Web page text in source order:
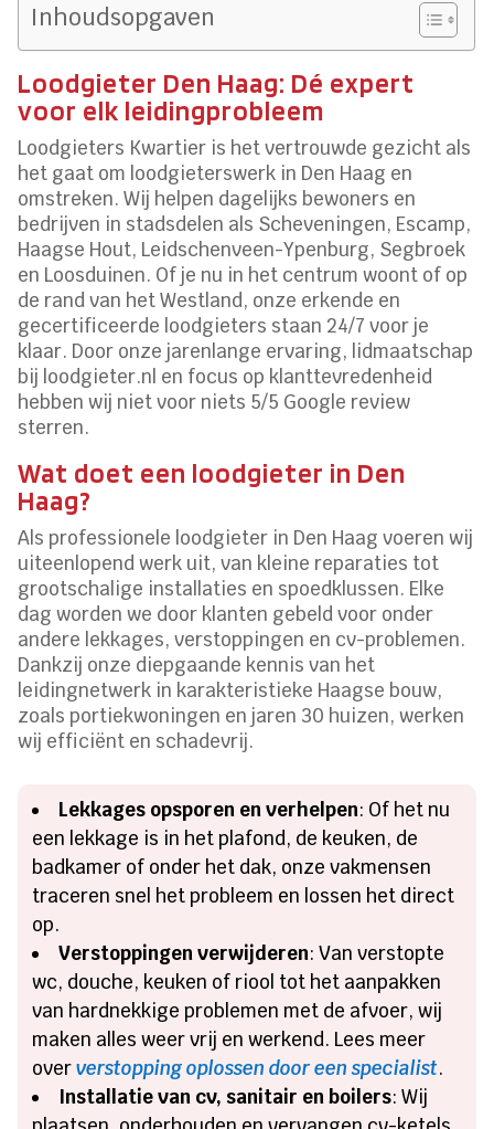
Inhoudsopgaven
Loodgieter Den Haag: Dé expert
voor elk leidingprobleem
Loodgieters Kwartier is het vertrouwde gezicht als
het gaat om loodgieterswerk in Den Haag en
omstreken. Wij helpen dagelijks bewoners en
bedrijven in stadsdelen als Scheveningen, Escamp,
Haagse Hout, Leidschenveen-Ypenburg, Segbroek
en Loosduinen. Of je nu in het centrum woont of op
de rand van het Westland, onze erkende en
gecertificeerde loodgieters staan 24/7 voor je
klaar. Door onze jarenlange ervaring, lidmaatschap
bij loodgieter.nl en focus op klanttevredenheid
hebben wij niet voor niets 5/5 Google review
sterren.
Wat doet een loodgieter in Den
Haag?
Als professionele loodgieter in Den Haag voeren wij
uiteenlopend werk uit, van kleine reparaties tot
grootschalige installaties en spoedklussen. Elke
dag worden we door klanten gebeld voor onder
andere lekkages, verstoppingen en cv-problemen.
Dankzij onze diepgaande kennis van het
leidingnetwerk in karakteristieke Haagse bouw,
zoals portiekwoningen en jaren 30 huizen, werken
wij efficiënt en schadevrij.
Lekkages opsporen en verhelpen: Of het nu
een lekkage is in het plafond, de keuken, de
badkamer of onder het dak, onze vakmensen
traceren snel het probleem en lossen het direct
op.
Verstoppingen verwijderen: Van verstopte
wc, douche, keuken of riool tot het aanpakken
van hardnekkige problemen met de afvoer, wij
maken alles weer vrij en werkend. Lees meer
oververstopping oplossen door een specialist.
Installatie van cv, sanitair en boilers: Wij